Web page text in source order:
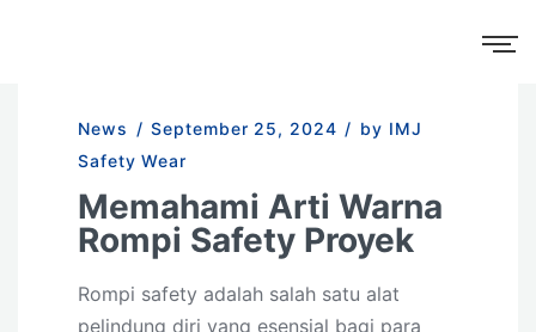
News / September 25, 2024 / by IMJ
Safety Wear
Memahami Arti Warna
Rompi Safety Proyek
Rompi safety adalah salah satu alat
pelindung diri yang esensial bagi para